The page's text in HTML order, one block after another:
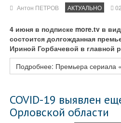
Антон ПЕТРОВ АКТУАЛЬНО
4 июня в подписке more.tv в
состоится долгожданная
Ириной Горбачевой в главной
Подробнее: Премьера сериала
COVID-19 выявлен
Орловской области